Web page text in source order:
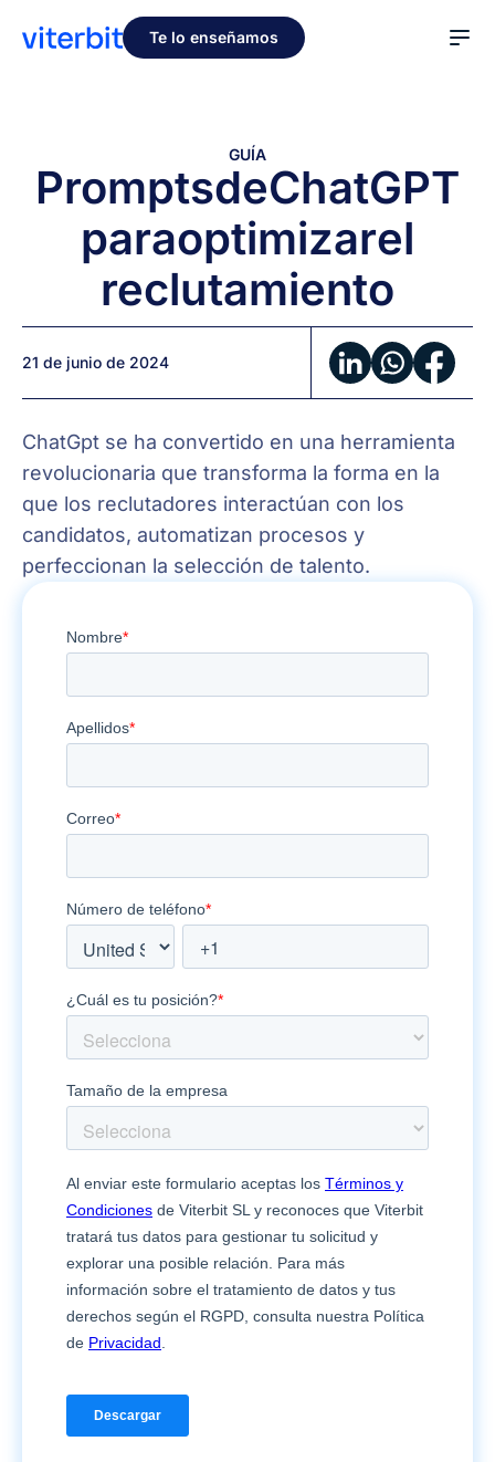
Te lo enseñamos
para
el
GUÍA
PromptsdeChatGPT
paraoptimizarel
reclutamiento
21 de junio de 2024
ChatGpt se ha convertido en una herramienta
revolucionaria que transforma la forma en la
que los reclutadores interactúan con los
candidatos, automatizan procesos y
perfeccionan la selección de talento.